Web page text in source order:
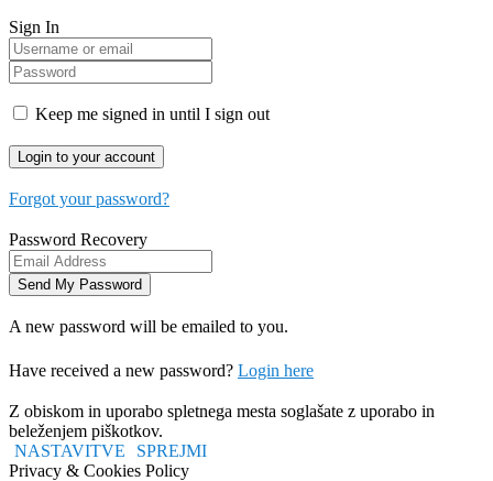
Sign In
Keep me signed in until I sign out
Forgot your password?
Password Recovery
A new password will be emailed to you.
Have received a new password? Login here
Z obiskom in uporabo spletnega mesta soglašate z uporabo in
beleženjem piškotkov.
NASTAVITVE
SPREJMI
Privacy & Cookies Policy